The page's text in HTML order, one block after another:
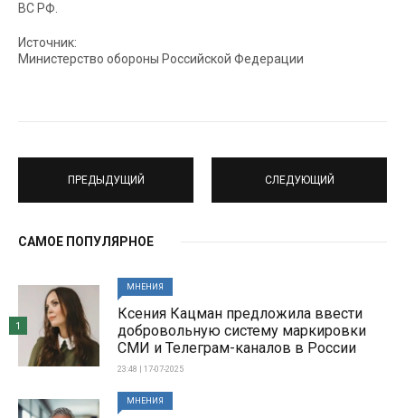
ВС РФ.
Источник:
Министерство обороны Российской Федерации
ПРЕДЫДУЩИЙ СЛЕДУЮЩИЙ
САМОЕ ПОПУЛЯРНОЕ
МНЕНИЯ
Ксения Кацман предложила ввести
добровольную систему маркировки
СМИ и Телеграм-каналов в России
23:48 | 17-07-2025
1
МНЕНИЯ